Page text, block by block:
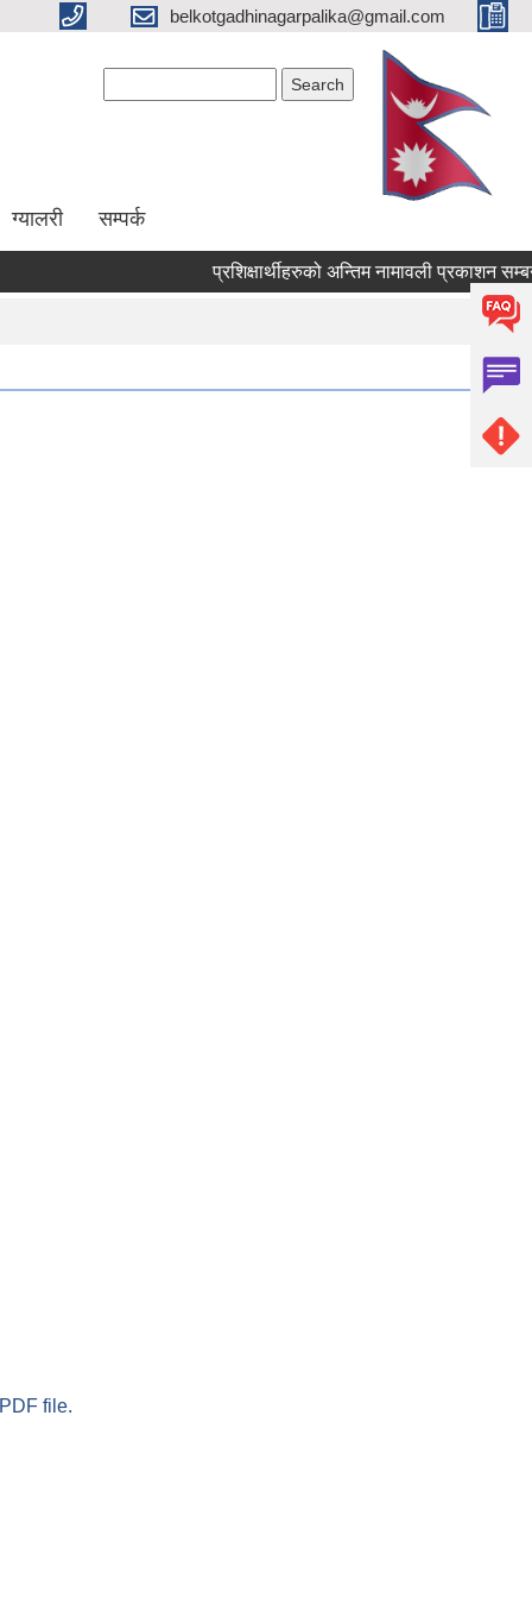
belkotgadhinagarpalika@gmail.com
ग्यालरी सम्पर्क
प्रशिक्षार्थीहरुको अन्तिम नामावली प्रकाशन सम्बन्धमा !
file.